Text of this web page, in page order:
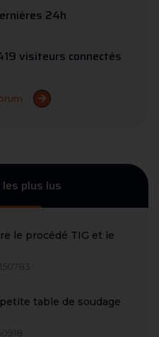
24h
visiteurs connectés
plus lus
le procédé TIG et le
150783
table de soudage